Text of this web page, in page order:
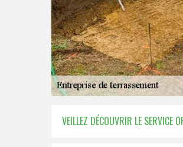
VEILLEZ DÉCOUVRIR LE SERVICE